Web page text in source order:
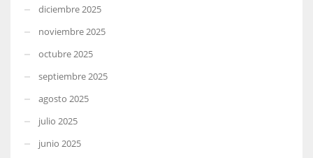
diciembre 2025
noviembre 2025
octubre 2025
septiembre 2025
agosto 2025
julio 2025
junio 2025